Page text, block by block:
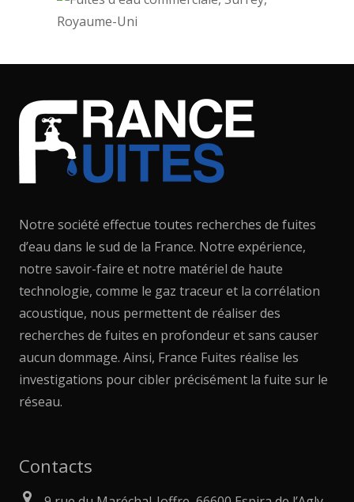
Notre société effectue toutes recherches de fuites
d’eau dans le sud de la France. Notre expérience,
notre savoir-faire et notre matériel de haute
technologie, comme le gaz traceur et la corrélation
acoustique, nous permettent de réaliser des
recherches de fuites en profondeur et sans causer
aucun dommage. Ainsi, France Fuites réalise les
investigations pour cibler précisément la fuite sur le
réseau.
Contacts